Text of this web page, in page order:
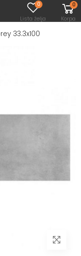
0
Lista želja
0
Korpa
33.3x100